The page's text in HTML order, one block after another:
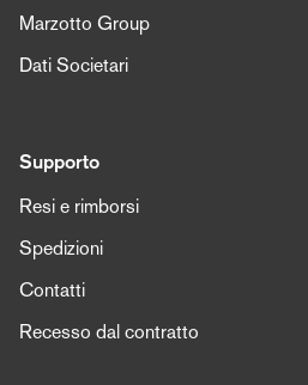
Marzotto Group
Dati Societari
Supporto
Resi e rimborsi
Spedizioni
Contatti
Recesso dal contratto